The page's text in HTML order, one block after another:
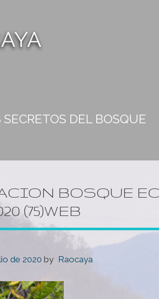
SECRETOS DEL BOSQUE
BOSQUE
(75)WEB
de 2020 by Raocaya